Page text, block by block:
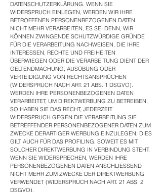
DATENSCHUTZERKLÄRUNG. WENN SIE
WIDERSPRUCH EINLEGEN, WERDEN WIR IHRE
BETROFFENEN PERSONENBEZOGENEN DATEN
NICHT MEHR VERARBEITEN, ES SEI DENN, WIR
KÖNNEN ZWINGENDE SCHUTZWÜRDIGE GRÜNDE
FÜR DIE VERARBEITUNG NACHWEISEN, DIE IHRE
INTERESSEN, RECHTE UND FREIHEITEN
ÜBERWIEGEN ODER DIE VERARBEITUNG DIENT DER
GELTENDMACHUNG, AUSÜBUNG ODER
VERTEIDIGUNG VON RECHTSANSPRÜCHEN
(WIDERSPRUCH NACH ART. 21 ABS. 1 DSGVO).
WERDEN IHRE PERSONENBEZOGENEN DATEN
VERARBEITET, UM DIREKTWERBUNG ZU BETREIBEN,
SO HABEN SIE DAS RECHT, JEDERZEIT
WIDERSPRUCH GEGEN DIE VERARBEITUNG SIE
BETREFFENDER PERSONENBEZOGENER DATEN ZUM
ZWECKE DERARTIGER WERBUNG EINZULEGEN; DIES
GILT AUCH FÜR DAS PROFILING, SOWEIT ES MIT
SOLCHER DIREKTWERBUNG IN VERBINDUNG STEHT.
WENN SIE WIDERSPRECHEN, WERDEN IHRE
PERSONENBEZOGENEN DATEN ANSCHLIESSEND
NICHT MEHR ZUM ZWECKE DER DIREKTWERBUNG
VERWENDET (WIDERSPRUCH NACH ART. 21 ABS. 2
DSGVO).